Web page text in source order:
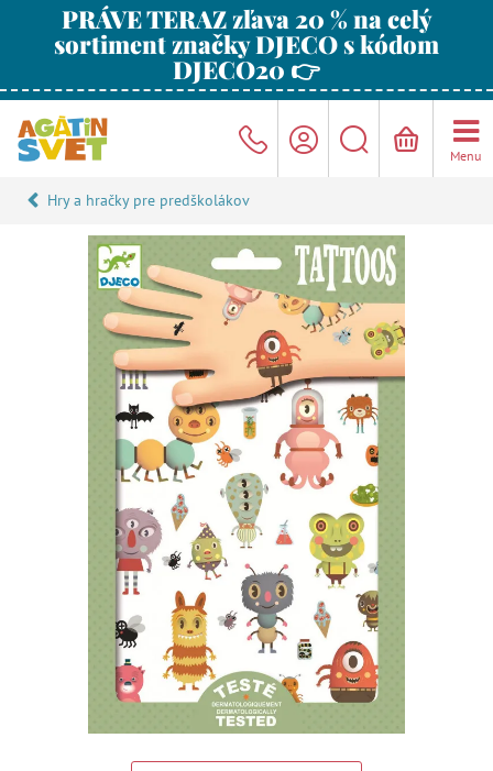
PRÁVE TERAZ zľava 20 % na celý
sortiment značky DJECO s kódom
DJECO20 👉
Menu
Hry a hračky pre predškolákov